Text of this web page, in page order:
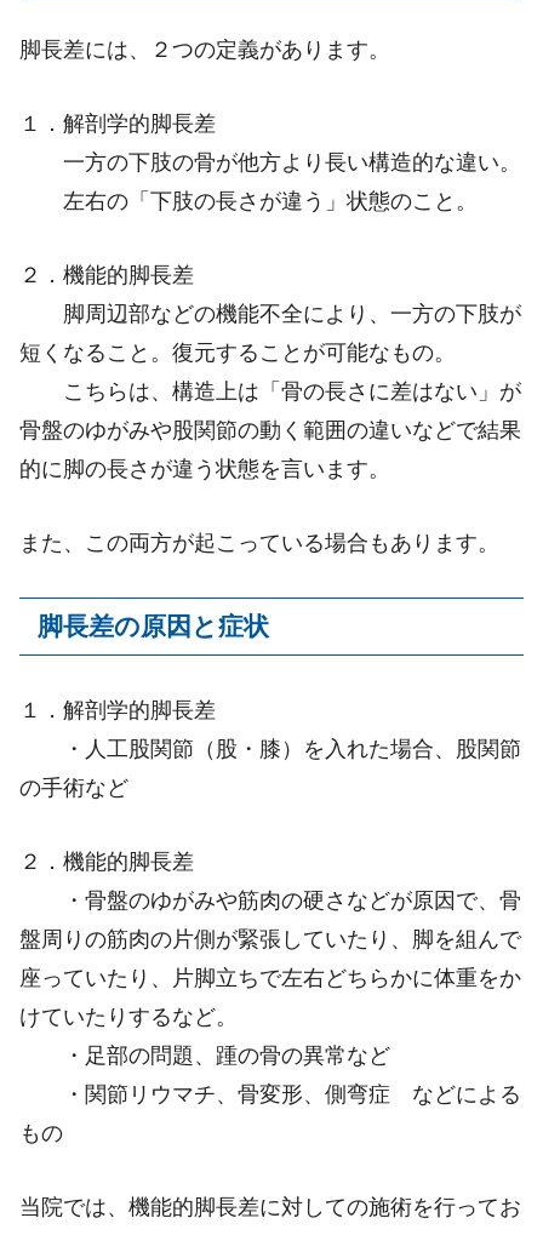
脚長差には、２つの定義があります。
１．解剖学的脚長差
一方の下肢の骨が他方より長い構造的な違い。
左右の「下肢の長さが違う」状態のこと。
２．機能的脚長差
脚周辺部などの機能不全により、一方の下肢が
短くなること。復元することが可能なもの。
こちらは、構造上は「骨の長さに差はない」が
骨盤のゆがみや股関節の動く範囲の違いなどで結果
的に脚の長さが違う状態を言います。
また、この両方が起こっている場合もあります。
脚長差の原因と症状
１．解剖学的脚長差
・人工股関節（股・膝）を入れた場合、股関節
の手術など
２．機能的脚長差
・骨盤のゆがみや筋肉の硬さなどが原因で、骨
盤周りの筋肉の片側が緊張していたり、脚を組んで
座っていたり、片脚立ちで左右どちらかに体重をか
けていたりするなど。
・足部の問題、踵の骨の異常など
・関節リウマチ、骨変形、側弯症 などによる
もの
当院では、機能的脚長差に対しての施術を行ってお